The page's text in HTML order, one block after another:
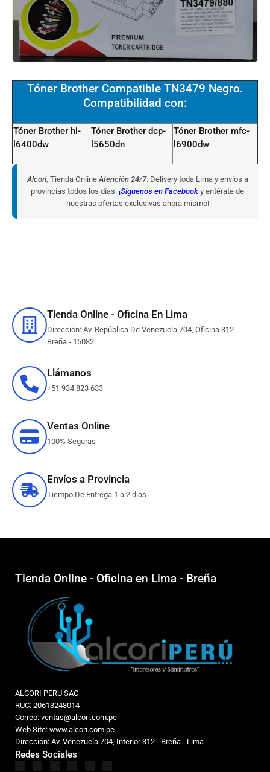
Tóner Brother Compatible TN3479 Negro.
Compatibilidad con:
Tóner Brother hl-
l6400dw
Tóner Brother dcp-
l5650dn
Tóner Brother mfc-
l6900dw
Alcori, Tienda OnlineAtención 24/7. Delivery toda Lima y envíos a
provincias todos los días. ¡Síguenos en Facebook y entérate de
nuestras ofertas exclusivas ahora mismo!
Tienda Online - Oficina En Lima
Dirección: Av. República De Venezuela 704, Oficina 312 -
Breña - 15082
Llámanos
+51 934 823 633
Ventas Online
100% Seguras
Envíos a Provincia
Tiempo De Entrega 1 a 2 dias
Tienda Online - Oficina en Lima - Breña
ALCORI PERU SAC
RUC: 20613248014
Correo: ventas@alcori.com.pe
Web Site: www.alcori.com.pe
Dirección: Av. Venezuela 704, Interior 312 - Breña - Lima
Redes Sociales